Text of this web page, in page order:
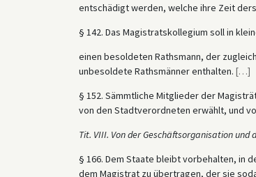
entschädigt werden, welche ihre Zeit
§ 142. Das Magistratskollegium soll in
einen besoldeten Rathsmann, der
unbesoldete Rathsmänner enthalten. […]
§ 152. Sämmtliche Mitglieder der
von den Stadtverordneten erwählt, und
Tit. VIII. Von der Geschäftsorganisation
§ 166. Dem Staate bleibt vorbehalten, in
dem Magistrat zu übertragen, der sie